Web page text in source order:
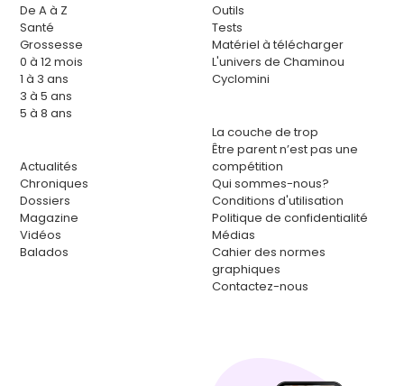
De A à Z
Santé
Grossesse
0 à 12 mois
1 à 3 ans
3 à 5 ans
5 à 8 ans
Actualités
Chroniques
Dossiers
Magazine
Vidéos
Balados
Outils
Tests
Matériel à télécharger
L'univers de Chaminou
Cyclomini
La couche de trop
Être parent n’est pas une
compétition
Qui sommes-nous?
Conditions d'utilisation
Politique de confidentialité
Médias
Cahier des normes
graphiques
Contactez-nous